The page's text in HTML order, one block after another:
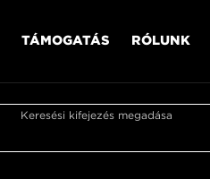
TÁMOGATÁS RÓLUNK
Keresési kifejezés megadása